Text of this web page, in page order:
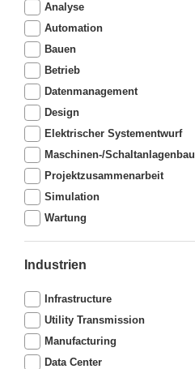
Analyse
Automation
Bauen
Betrieb
Datenmanagement
Design
Elektrischer Systementwurf
Maschinen-/Schaltanlagenbau
Projektzusammenarbeit
Simulation
Wartung
Industrien
Infrastructure
Utility Transmission
Manufacturing
Data Center